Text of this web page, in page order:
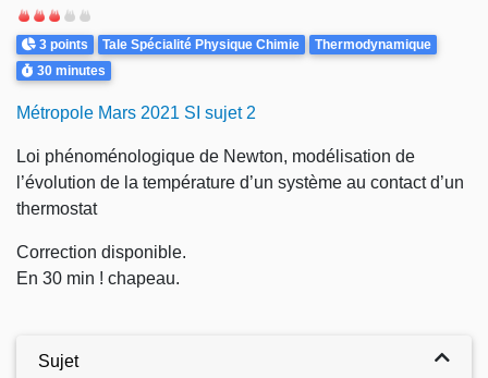
Points
3 points Theme
Tale Spécialité Physique Chimie Thermodynamique
Durée
30 minutes
Métropole Mars 2021 SI sujet 2
Loi phénoménologique de Newton, modélisation de
l’évolution de la température d’un système au contact d’un
thermostat
Correction disponible.
En 30 min ! chapeau.
Sujet